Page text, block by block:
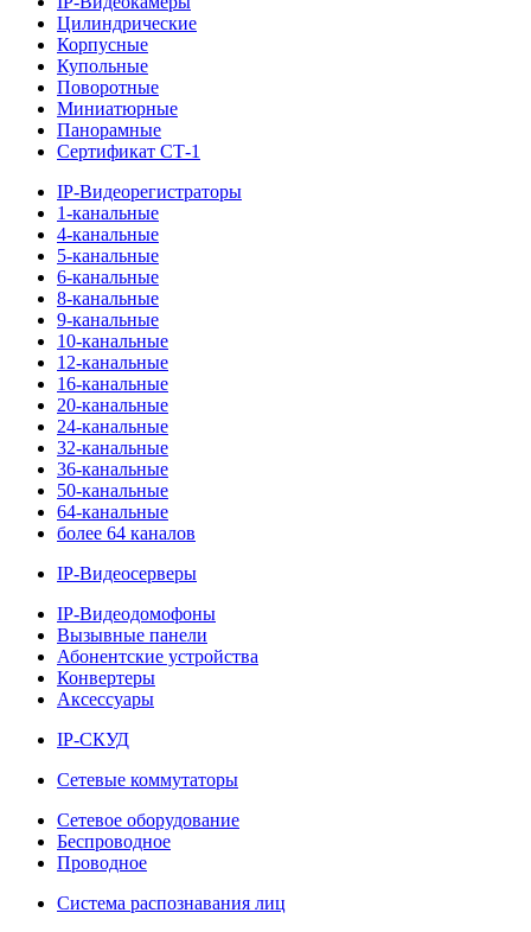
Цилиндрические
Корпусные
Купольные
Поворотные
Миниатюрные
Панорамные
Сертификат СТ-1
IP-Видеорегистраторы
1-канальные
4-канальные
5-канальные
6-канальные
8-канальные
9-канальные
10-канальные
12-канальные
16-канальные
20-канальные
24-канальные
32-канальные
36-канальные
50-канальные
64-канальные
более 64 каналов
IP-Видеосерверы
IP-Видеодомофоны
Вызывные панели
Абонентские устройства
Конвертеры
Аксессуары
IP-СКУД
Сетевые коммутаторы
Сетевое оборудование
Беспроводное
Проводное
Система распознавания лиц